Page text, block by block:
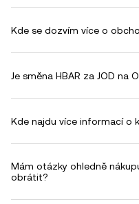
Kde se dozvím více o
Je směna HBAR za JOD na
Kde najdu více informací o
Mám otázky ohledně
obrátit?